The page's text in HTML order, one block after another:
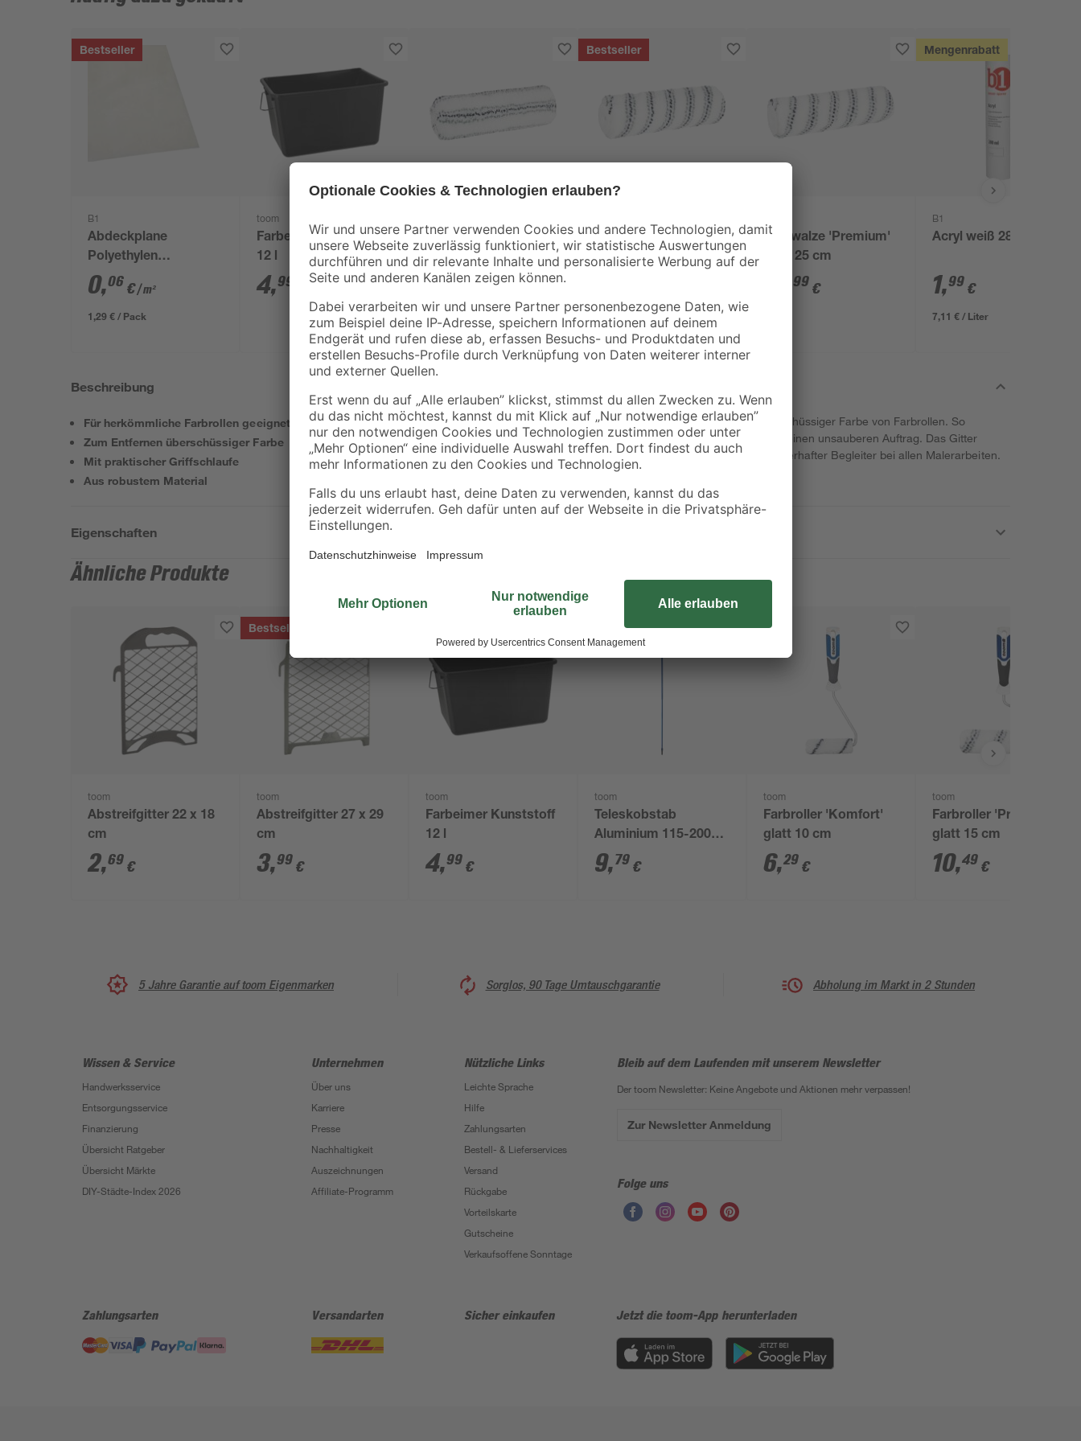
Bestseller
B1
Abdeckplane
Polyethylen
transparent 4 x 5 m
0,06 €/ m²
1,29 € / Pack
toom
Farbeimer Kunststoff
12 l
4,99
Farbwalze 'Premium'
grob 25 cm
15,79
Bestseller
Farbwalze 'Premium'
glatt 25 cm
Farbwalze 'Premium'
glatt 25 cm
99 €
Mengenrabatt
B1
Acryl weiß 280 ml
1,99 €
7,11 € / Liter
Beschreibung
Für herkömmliche Farbrollen geeignet
Zum Entfernen überschüssiger Farbe
Mit praktischer Griffschlaufe
Aus robustem Material
Dieses Abstreifgitter dient dem Entfernen überschüssiger Farbe von Farbrollen. So
vermeiden Sie unnötigen Farbverbrauch sowie einen unsauberen Auftrag. Das Gitter
besteht aus stabilem Material und ist so ein dauerhafter Begleiter bei allen Malerarbeiten.
Eigenschaften
Ähnliche Produkte
toom
Abstreifgitter 22 x 18
cm
2,69 €
Bestseller
toom
Abstreifgitter 27 x 29
cm
3,99 €
toom
Farbeimer Kunststoff
12 l
4,99 €
toom
Teleskobstab
Aluminium 115-200
cm
9,79 €
toom
Farbroller 'Komfort'
glatt 10 cm
6,29 €
toom
Farbroller 'Premium'
glatt 15 cm
10,49 €
5 Jahre Garantie auf toom Eigenmarken Sorglos, 90 Tage Umtauschgarantie Abholung im Markt in 2 Stunden
Wissen & Service
Handwerksservice
Entsorgungsservice
Finanzierung
Übersicht Ratgeber
Übersicht Märkte
DIY-Städte-Index 2026
Unternehmen
Über uns
Karriere
Presse
Nachhaltigkeit
Auszeichnungen
Affiliate-Programm
Nützliche Links
Leichte Sprache
Hilfe
Zahlungsarten
Bestell- & Lieferservices
Versand
Rückgabe
Vorteilskarte
Gutscheine
Verkaufsoffene Sonntage
Bleib auf dem Laufenden mit unserem Newsletter
Der toom Newsletter: Keine Angebote und Aktionen mehr verpassen!
Zur Newsletter Anmeldung
Folge uns
Zahlungsarten Versandarten Sicher einkaufen Jetzt die toom-App herunterladen